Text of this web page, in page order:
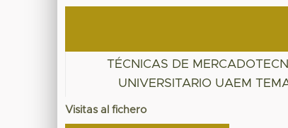
TÉCNICAS DE
UNIVERSITARIO UAEM
Visitas al fichero